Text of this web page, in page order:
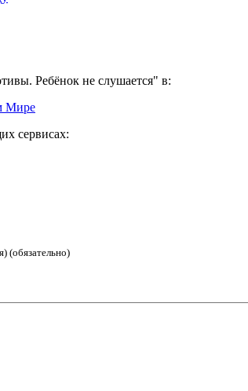
Ребёнок не слушается" в:
сервисах:
(обязательно)